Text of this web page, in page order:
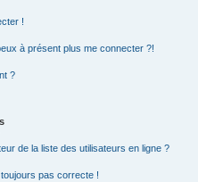
!
à présent plus me connecter ?!
?
de la liste des utilisateurs en ligne ?
toujours pas correcte !